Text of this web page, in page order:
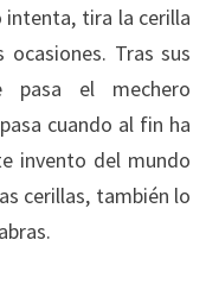
intenta, tira la cerilla
Tras sus
pasa el mechero
cuando al fin ha
invento del mundo
cerillas, también lo